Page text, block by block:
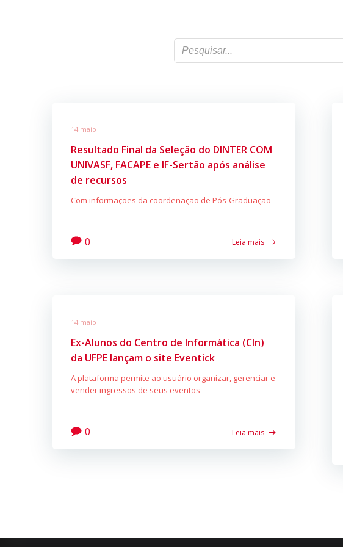
14 maio
Resultado Final da Seleção do DINTER COM
UNIVASF, FACAPE e IF-Sertão após análise
de recursos
Com informações da coordenação de Pós-Graduação
0 Leia mais
14 maio
Ex-Alunos do Centro de Informática (CIn)
da UFPE lançam o site Eventick
A plataforma permite ao usuário organizar, gerenciar e
vender ingressos de seus eventos
0 Leia mais